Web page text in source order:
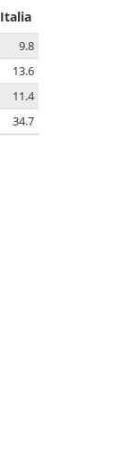
Italia
9.8
13.6
11.4
34.7